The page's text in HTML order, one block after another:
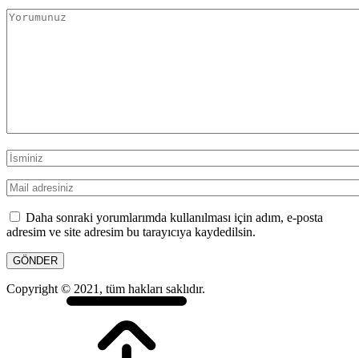
Daha sonraki yorumlarımda kullanılması için adım, e-posta
adresim ve site adresim bu tarayıcıya kaydedilsin.
Copyright © 2021, tüm hakları saklıdır.